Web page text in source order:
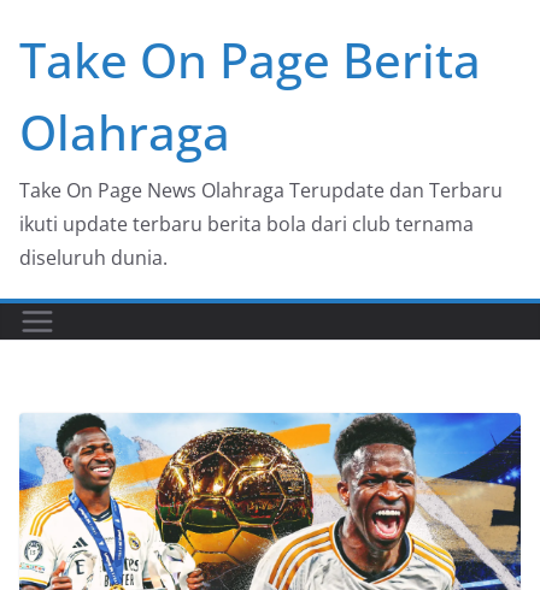
content
Take On Page Berita
Olahraga
Take On Page News Olahraga Terupdate dan Terbaru
ikuti update terbaru berita bola dari club ternama
diseluruh dunia.